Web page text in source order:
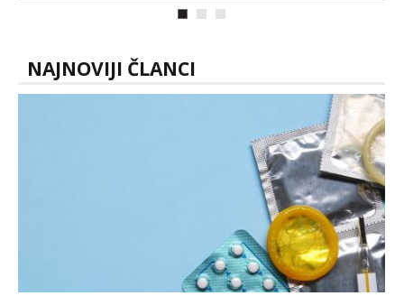
NAJNOVIJI ČLANCI